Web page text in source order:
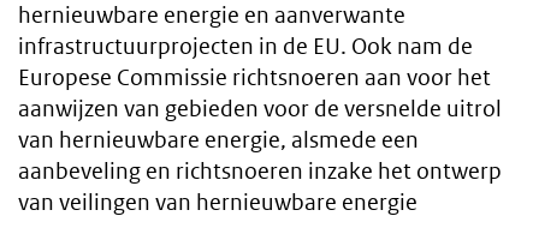
hernieuwbare energie en aanverwante
infrastructuurprojecten in de EU. Ook nam de
Europese Commissie richtsnoeren aan voor het
aanwijzen van gebieden voor de versnelde uitrol
van hernieuwbare energie, alsmede een
aanbeveling en richtsnoeren inzake het ontwerp
van veilingen van hernieuwbare energie